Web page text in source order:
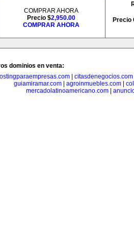
COMPRAR AHORA
Precio $2,950.00
COMPRAR AHORA
Precio
dominios en venta:
| citasdenegocios.com|
guiamiramar.com| agroinmuebles.com|
mercadolatinoamericano.com|